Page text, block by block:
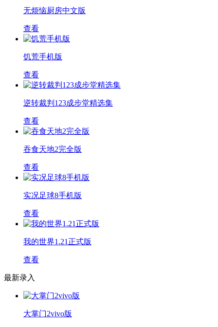
无烦恼厨房中文版
查看
饥荒手机版
查看
逆转裁判123成步堂精选集
查看
吞食天地2完全版
查看
实况足球8手机版
查看
我的世界1.21正式版
查看
最新录入
大掌门2vivo版